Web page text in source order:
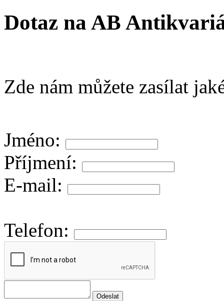
Dotaz na AB
Zde nám můžete zasílat
Jméno:
Příjmení:
E-mail:
Telefon: